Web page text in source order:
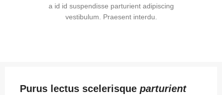
a id id suspendisse parturient adipiscing
vestibulum. Praesent interdu.
Purus lectus scelerisque parturient